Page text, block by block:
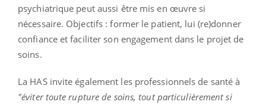
psychiatrique peut aussi être mis en œuvre si
nécessaire. Objectifs : former le patient, lui (re)donner
confiance et faciliter son engagement dans le projet de
soins.
La HAS invite également les professionnels de santé à
"éviter toute rupture de soins, tout particulièrement si